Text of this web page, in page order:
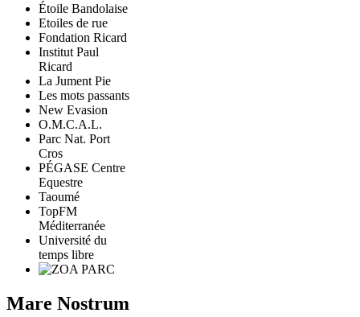
Étoile Bandolaise
Etoiles de rue
Fondation Ricard
Institut Paul
Ricard
La Jument Pie
Les mots passants
New Evasion
O.M.C.A.L.
Parc Nat. Port
Cros
PÉGASE Centre
Equestre
Taoumé
TopFM
Méditerranée
Université du
temps libre
Mare Nostrum